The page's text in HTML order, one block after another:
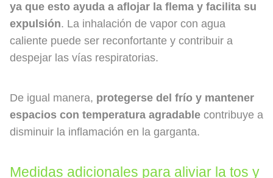
ya que esto ayuda a aflojar la flema y facilita su
expulsión. La inhalación de vapor con agua
caliente puede ser reconfortante y contribuir a
despejar las vías respiratorias.
De igual manera, protegerse del frío y mantener
espacios con temperatura agradable contribuye a
disminuir la inflamación en la garganta.
Medidas adicionales para aliviar la tos y